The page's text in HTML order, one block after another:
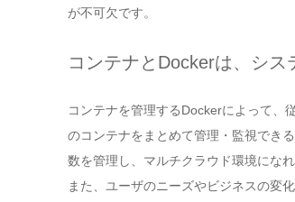
が不可欠です。
コンテナとDockerは、シス
コンテナを管理するDockerによって、
のコンテナをまとめて管理・監視でき
数を管理し、マルチクラウド環境にな
また、ユーザのニーズやビジネスの変